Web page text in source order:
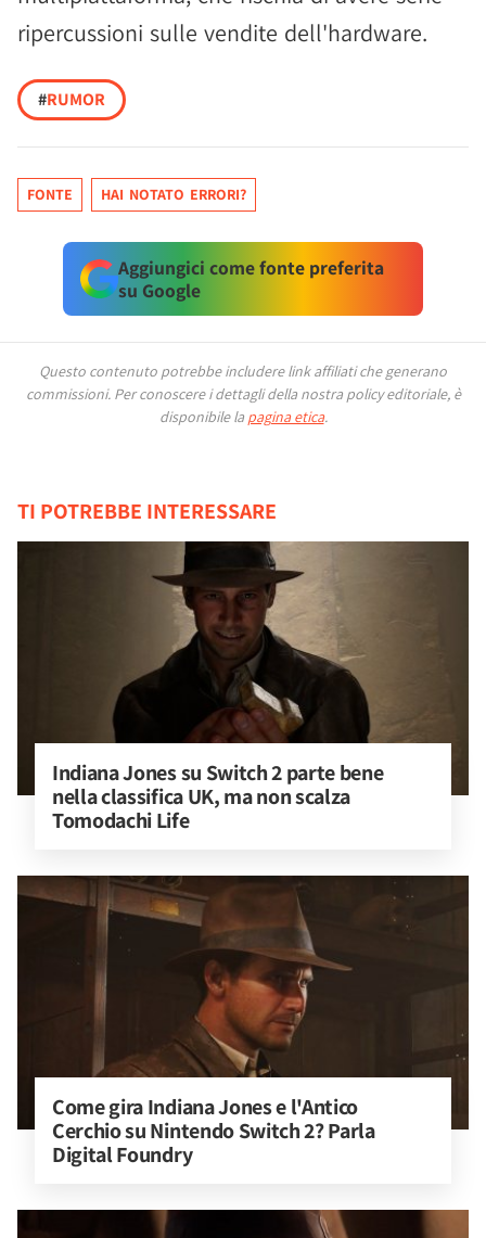
ripercussioni sulle vendite dell'hardware.
#RUMOR
FONTE HAI NOTATO ERRORI?
Aggiungici come fonte preferita
su Google
Questo contenuto potrebbe includere link affiliati che generano
commissioni. Per conoscere i dettagli della nostra policy editoriale, è
disponibile la pagina etica.
TI POTREBBE INTERESSARE
Indiana Jones su Switch 2 parte bene
nella classifica UK, ma non scalza
Tomodachi Life
Come gira Indiana Jones e l'Antico
Cerchio su Nintendo Switch 2? Parla
Digital Foundry